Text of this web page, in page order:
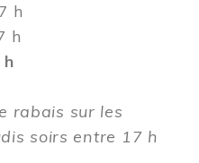
h
h
rabais sur les
soirs entre 17 h